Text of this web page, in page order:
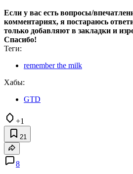
Если у вас есть вопросы/
комментариях, я постараюсь
только добавляют в закладки и
Спасибо!
Теги:
remember the milk
Хабы:
GTD
+1
21
8